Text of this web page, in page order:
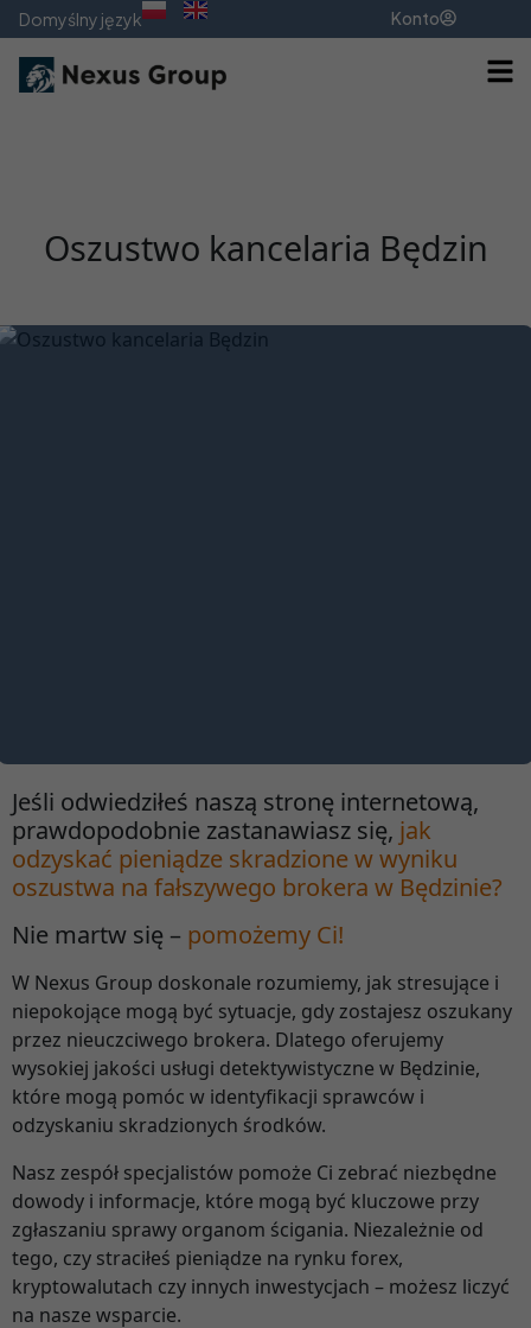
Domyślny język Konto
Oszustwo kancelaria Będzin
Jeśli odwiedziłeś naszą stronę internetową,
prawdopodobnie zastanawiasz się, jak
odzyskać pieniądze skradzione w wyniku
oszustwa na fałszywego brokera w Będzinie?
Nie martw się – pomożemy Ci!
W Nexus Group doskonale rozumiemy, jak stresujące i
niepokojące mogą być sytuacje, gdy zostajesz oszukany
przez nieuczciwego brokera. Dlatego oferujemy
wysokiej jakości usługi detektywistyczne w Będzinie,
które mogą pomóc w identyfikacji sprawców i
odzyskaniu skradzionych środków.
Nasz zespół specjalistów pomoże Ci zebrać niezbędne
dowody i informacje, które mogą być kluczowe przy
zgłaszaniu sprawy organom ścigania. Niezależnie od
tego, czy straciłeś pieniądze na rynku forex,
kryptowalutach czy innych inwestycjach – możesz liczyć
na nasze wsparcie.